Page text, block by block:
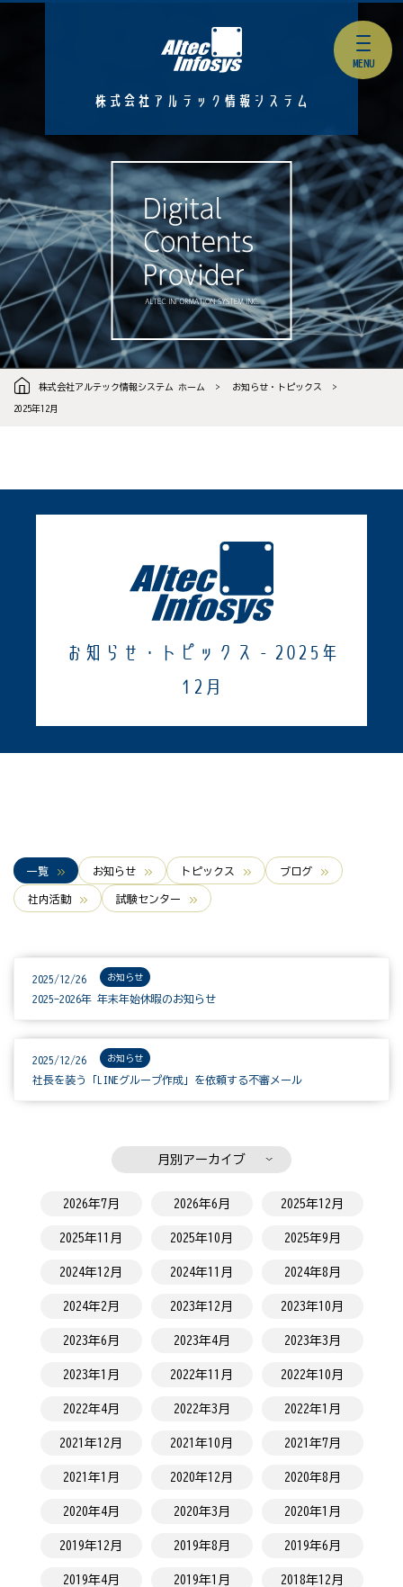
株式会社アルテック情報システム
株式会社アルテック情報システム ホーム お知らせ・トピックス
2025年12月
お知らせ・トピックス - 2025年
12月
一覧 お知らせ トピックス ブログ
社内活動 試験センター
お知らせ
2025/12/26
2025-2026年 年末年始休暇のお知らせ
お知らせ
2025/12/26
社長を装う「LINEグループ作成」を依頼する不審メール
月別アーカイブ
2026年7月 2026年6月 2025年12月
2025年11月 2025年10月 2025年9月
2024年12月 2024年11月 2024年8月
2024年2月 2023年12月 2023年10月
2023年6月 2023年4月 2023年3月
2023年1月 2022年11月 2022年10月
2022年4月 2022年3月 2022年1月
2021年12月 2021年10月 2021年7月
2021年1月 2020年12月 2020年8月
2020年4月 2020年3月 2020年1月
2019年12月 2019年8月 2019年6月
2019年4月 2019年1月 2018年12月